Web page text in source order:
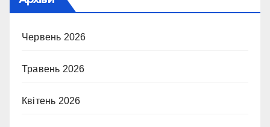
Червень 2026
Травень 2026
Квітень 2026